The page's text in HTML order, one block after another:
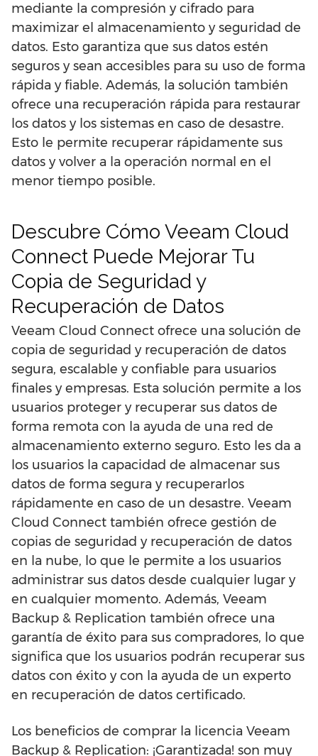
mediante la compresión y cifrado para
maximizar el almacenamiento y seguridad de
datos. Esto garantiza que sus datos estén
seguros y sean accesibles para su uso de forma
rápida y fiable. Además, la solución también
ofrece una recuperación rápida para restaurar
los datos y los sistemas en caso de desastre.
Esto le permite recuperar rápidamente sus
datos y volver a la operación normal en el
menor tiempo posible.
Descubre Cómo Veeam Cloud
Connect Puede Mejorar Tu
Copia de Seguridad y
Recuperación de Datos
Veeam Cloud Connect ofrece una solución de
copia de seguridad y recuperación de datos
segura, escalable y confiable para usuarios
finales y empresas. Esta solución permite a los
usuarios proteger y recuperar sus datos de
forma remota con la ayuda de una red de
almacenamiento externo seguro. Esto les da a
los usuarios la capacidad de almacenar sus
datos de forma segura y recuperarlos
rápidamente en caso de un desastre. Veeam
Cloud Connect también ofrece gestión de
copias de seguridad y recuperación de datos
en la nube, lo que le permite a los usuarios
administrar sus datos desde cualquier lugar y
en cualquier momento. Además, Veeam
Backup & Replication también ofrece una
garantía de éxito para sus compradores, lo que
significa que los usuarios podrán recuperar sus
datos con éxito y con la ayuda de un experto
en recuperación de datos certificado.
Los beneficios de comprar la licencia Veeam
Backup & Replication: ¡Garantizada! son muy